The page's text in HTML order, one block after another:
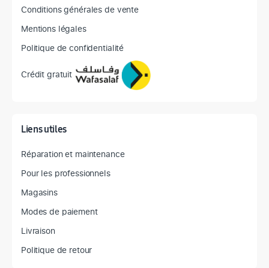
Conditions générales de vente
Mentions légales
Politique de confidentialité
Crédit gratuit
Liens utiles
Réparation et maintenance
Pour les professionnels
Magasins
Modes de paiement
Livraison
Politique de retour